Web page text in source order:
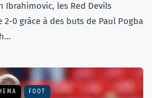
Ibrahimovic, les Red Devils
2-0 grâce à des buts de Paul Pogba
FOOT